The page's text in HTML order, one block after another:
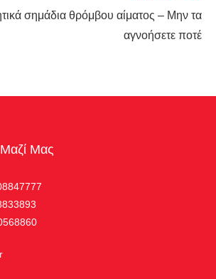
σημάδια θρόμβου αίματος – Μην τα
αγνοήσετε ποτέ
Μας